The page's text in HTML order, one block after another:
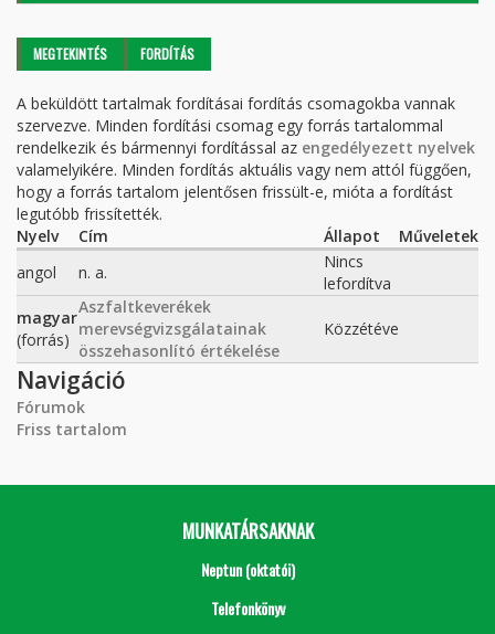
Elsődleges fülek
MEGTEKINTÉS FORDÍTÁS
A beküldött tartalmak fordításai fordítás csomagokba vannak
szervezve. Minden fordítási csomag egy forrás tartalommal
rendelkezik és bármennyi fordítással az engedélyezett nyelvek
valamelyikére. Minden fordítás aktuális vagy nem attól függően,
hogy a forrás tartalom jelentősen frissült-e, mióta a fordítást
legutóbb frissítették.
Nyelv
Cím Állapot
Műveletek
angol
n. a.
Nincs
lefordítva
magyar
(forrás)
Aszfaltkeverékek
merevségvizsgálatainak
összehasonlító értékelése
Közzétéve
Navigáció
Fórumok
Friss tartalom
MUNKATÁRSAKNAK
Neptun (oktatói)
Telefonkönyv